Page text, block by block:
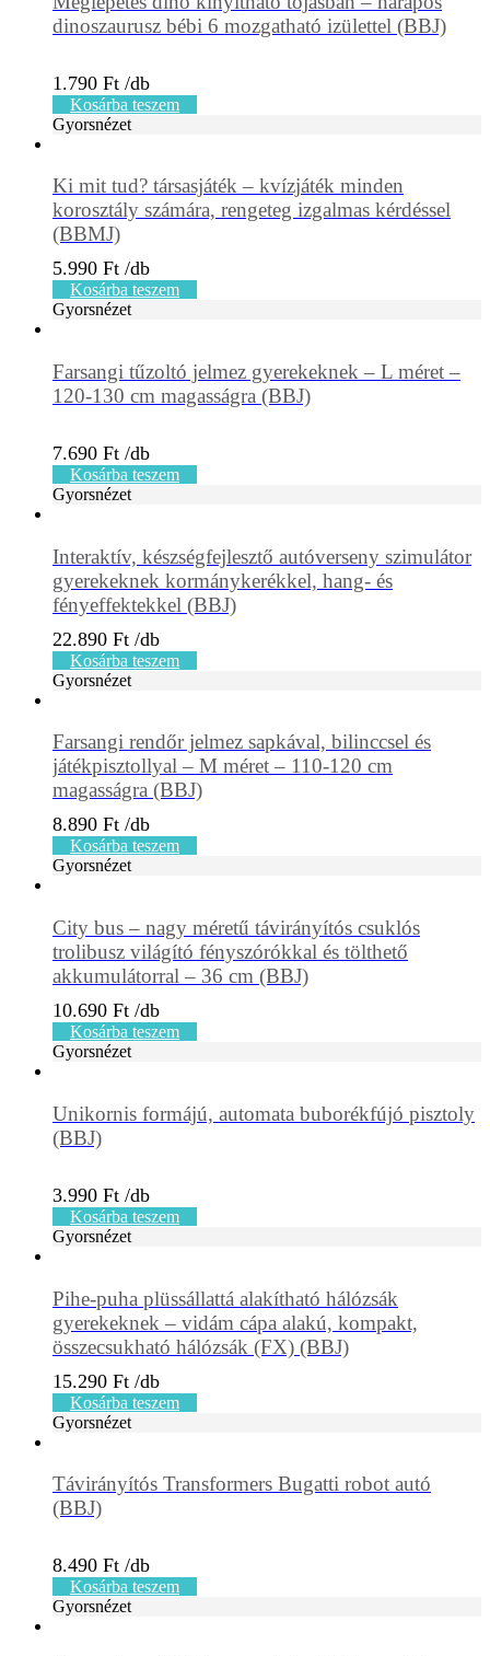
dinoszaurusz bébi 6 mozgatható izülettel (BBJ)
1.790 Ft
Kosárba teszem
Gyorsnézet
Ki mit tud? társasjáték – kvízjáték minden
korosztály számára, rengeteg izgalmas kérdéssel
(BBMJ)
5.990 Ft
Kosárba teszem
Gyorsnézet
Farsangi tűzoltó jelmez gyerekeknek – L méret –
120-130 cm magasságra (BBJ)
7.690 Ft
Kosárba teszem
Gyorsnézet
Interaktív, készségfejlesztő autóverseny szimulátor
gyerekeknek kormánykerékkel, hang- és
fényeffektekkel (BBJ)
22.890 Ft
Kosárba teszem
Gyorsnézet
Farsangi rendőr jelmez sapkával, bilinccsel és
játékpisztollyal – M méret – 110-120 cm
magasságra (BBJ)
8.890 Ft
Kosárba teszem
Gyorsnézet
City bus – nagy méretű távirányítós csuklós
trolibusz világító fényszórókkal és tölthető
akkumulátorral – 36 cm (BBJ)
10.690 Ft
Kosárba teszem
Gyorsnézet
Unikornis formájú, automata buborékfújó pisztoly
(BBJ)
3.990 Ft
Kosárba teszem
Gyorsnézet
Pihe-puha plüssállattá alakítható hálózsák
gyerekeknek – vidám cápa alakú, kompakt,
összecsukható hálózsák (FX) (BBJ)
15.290 Ft
Kosárba teszem
Gyorsnézet
Távirányítós Transformers Bugatti robot autó
(BBJ)
8.490 Ft
Kosárba teszem
Gyorsnézet